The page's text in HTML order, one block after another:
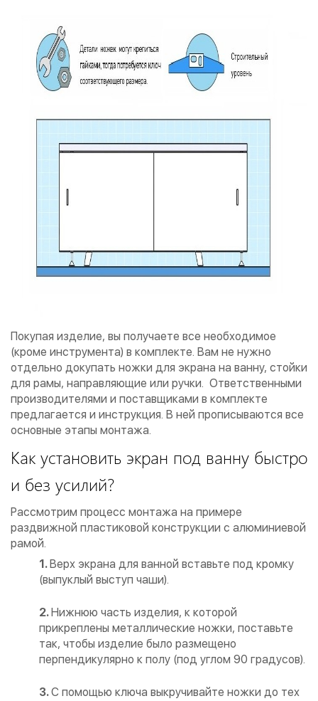
Покупая изделие, вы получаете все необходимое
(кроме инструмента) в комплекте. Вам не нужно
отдельно докупать ножки для экрана на ванну, стойки
для рамы, направляющие или ручки. Ответственными
производителями и поставщиками в комплекте
предлагается и инструкция. В ней прописываются все
основные этапы монтажа.
Как установить экран под ванну быстро
и без усилий?
Рассмотрим процесс монтажа на примере
раздвижной пластиковой конструкции с алюминиевой
рамой.
Верх экрана для ванной вставьте под кромку
(выпуклый выступ чаши).
Нижнюю часть изделия, к которой
прикреплены металлические ножки, поставьте
так, чтобы изделие было размещено
перпендикулярно к полу (под углом 90 градусов).
С помощью ключа выкручивайте ножки до тех